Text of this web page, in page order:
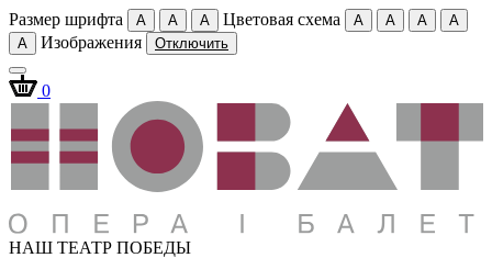
Размер шрифта A A A Цветовая схема A A A
A
A
Изображения Отключить
0
НАШ ТЕАТР ПОБЕДЫ